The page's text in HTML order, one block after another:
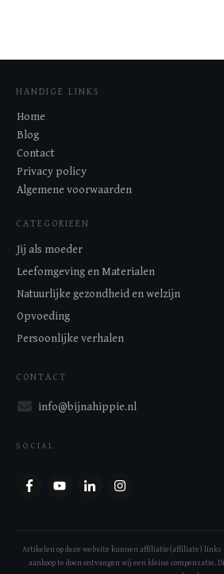
HANDIGE LINKS
Home
Blog
Contact
Privacy policy
Algemene voorwaarden
CATEGORIEEN
Jij als moeder
Leefomgeving en Materialen
Natuurlijke gezondheid en welzijn
Opvoeding
Persoonlijke verhalen
CONTACT
info@bijnahippie.nl
SOCIAL
Artikelen op deze website kunnen affiliatie(affiliate) links
aankoop te doen ontvangen wij een kleine compensatie.